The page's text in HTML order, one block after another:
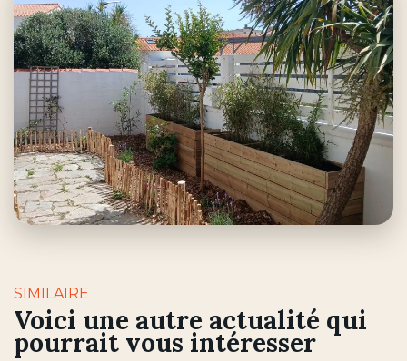
SIMILAIRE
Voici une autre actualité qui
pourrait vous intéresser